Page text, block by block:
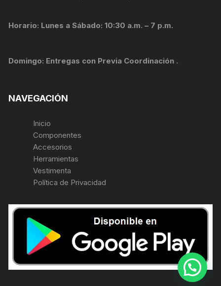
Horario: Lunes a Sábado: 10:30 a.m. – 7 p.m.
Domingo: Entregas con Previa Coordinación .
NAVEGACIÓN
Inicio
Componentes
Accesorios
Herramientas
Vestimenta
Política de Privacidad